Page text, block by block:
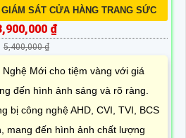
SÁT CỬA HÀNG TRANG SỨC
₫
5,400,000 ₫
Mới cho tiệm vàng với giá
đến hình ảnh sáng và rõ ràng.
bị công nghệ AHD, CVI, TVI, BCS
mang đến hình ảnh chất lượng